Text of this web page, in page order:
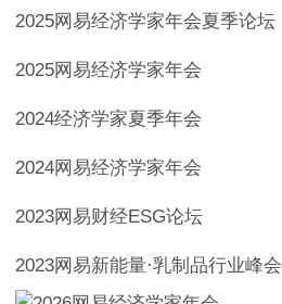
2025网易经济学家年会夏季论坛
2025网易经济学家年会
2024经济学家夏季年会
2024网易经济学家年会
2023网易财经ESG论坛
2023网易新能量·乳制品行业峰会